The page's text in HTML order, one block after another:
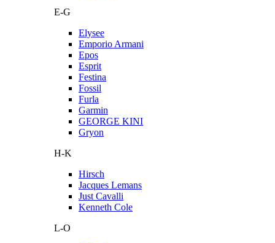
E-G
Elysee
Emporio Armani
Epos
Esprit
Festina
Fossil
Furla
Garmin
GEORGE KINI
Gryon
H-K
Hirsch
Jacques Lemans
Just Cavalli
Kenneth Cole
L-O